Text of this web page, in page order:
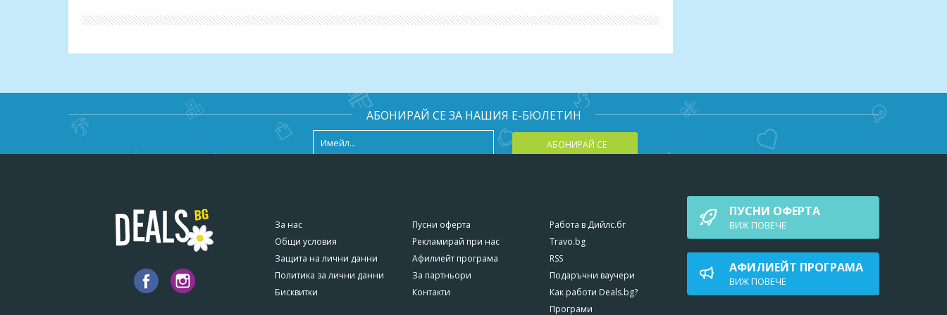
ВАЖНО!
ваучер се счита за невалиден и сумата по него не се възстановява!
АБОНИРАЙ СЕ ЗА НАШИЯ Е-БЮЛЕТИН
АБОНИРАЙ СЕ
За нас
Общи условия
Защита на лични данни
Политика за лични данни
Бисквитки
Пусни оферта
Рекламирай при нас
Афилиейт програма
За партньори
Контакти
Работа в Дийлс.бг
Travo.bg
RSS
Подаръчни ваучери
Как работи Deals.bg?
Програми
ПУСНИ ОФЕРТА
ВИЖ ПОВEЧЕ
АФИЛИЕЙТ ПРОГРАМА
ВИЖ ПОВEЧЕ